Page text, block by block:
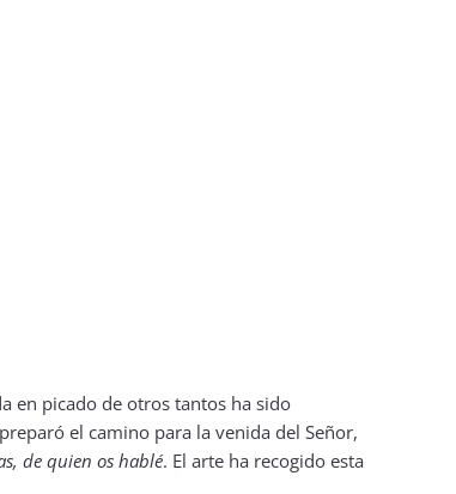
en picado de otros tantos ha sido
el camino para la venida del Señor,
de quien os hablé. El arte ha recogido esta